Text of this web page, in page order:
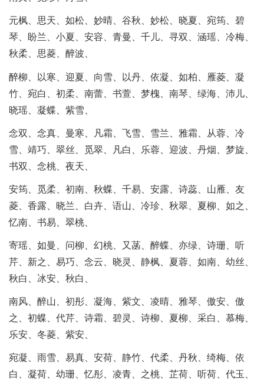
元枫、思天、如松、妙晴、谷秋、妙松、晓夏、宛筠、碧
琴、盼兰、小夏、安容、青曼、千儿、寻双、涵瑶、冷梅、
秋柔、思菱、醉波、
醉柳、以寒、迎夏、向雪、以丹、依凝、如柏、雁菱、凝
竹、宛白、初柔、南蕾、书萱、梦槐、南琴、绿海、沛儿、
晓瑶、凝蝶、紫雪、
念双、念真、曼寒、凡霜、飞雪、雪兰、雅霜、从蓉、冷
雪、靖巧、翠丝、觅翠、凡白、乐蓉、迎波、丹烟、梦旋、
书双、念桃、夜天、
安筠、觅柔、初南、秋蝶、千易、安露、诗蕊、山雁、友
菱、香露、晓兰、白卉、语山、冷珍、秋翠、夏柳、如之、
忆南、书易、翠桃、
寄瑶、如曼、问柳、幻桃、又菡、醉蝶、亦绿、诗珊、听
芹、新之、易巧、念云、晓灵、静枫、夏蓉、如南、幼丝、
秋白、冰安、秋白、
南风、醉山、初彤、凝海、紫文、凌晴、雅琴、傲安、傲
之、初蝶、代芹、诗霜、碧灵、诗柳、夏柳、采白、慕梅、
乐安、冬菱、紫安、
宛凝、雨雪、易真、安荷、静竹、代柔、丹秋、绮梅、依
白、凝荷、幼珊、忆彤、凌青、之桃、芷荷、听荷、代玉、